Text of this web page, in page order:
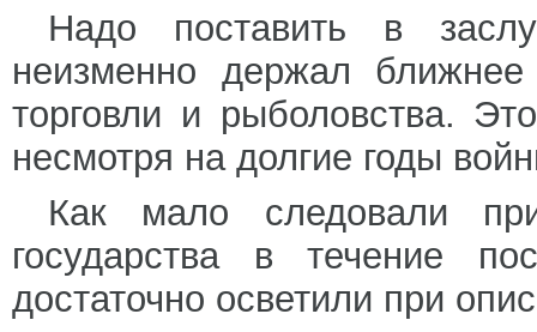
Надо поставить в
неизменно держал
торговли и рыболовства.
несмотря на долгие годы
Как мало следовали
государства в течение
достаточно осветили при